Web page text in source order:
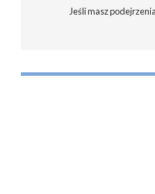
Jeśli masz